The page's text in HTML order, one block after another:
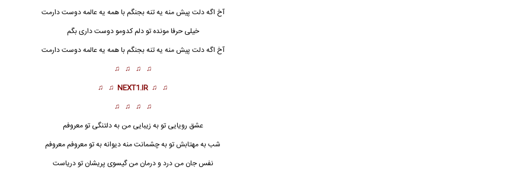
آخ اگه دلت پیش منه یه تنه بجنگم با همه یه عالمه دوست دارمت
خیلی حرفا مونده تو دلم کدومو دوست داری بگم
آخ اگه دلت پیش منه یه تنه بجنگم با همه یه عالمه دوست دارمت
♫ ♫ ♫ ♫
♫ ♫
NEXT1.IR
♫ ♫
♫ ♫ ♫ ♫
عشق رویایی تو به زیبایی من به دلتنگی تو معروفم
شب به مهتابش تو به چشمانت منه دیوانه به تو معروفم معروفم
نفس جان من درد و درمان من گیسوی پریشان تو دریاست